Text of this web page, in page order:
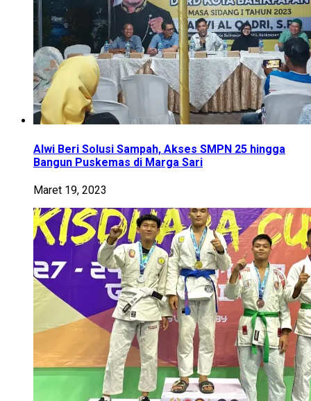
Alwi Beri Solusi Sampah, Akses SMPN 25 hingga
Bangun Puskemas di Marga Sari
Maret 19, 2023